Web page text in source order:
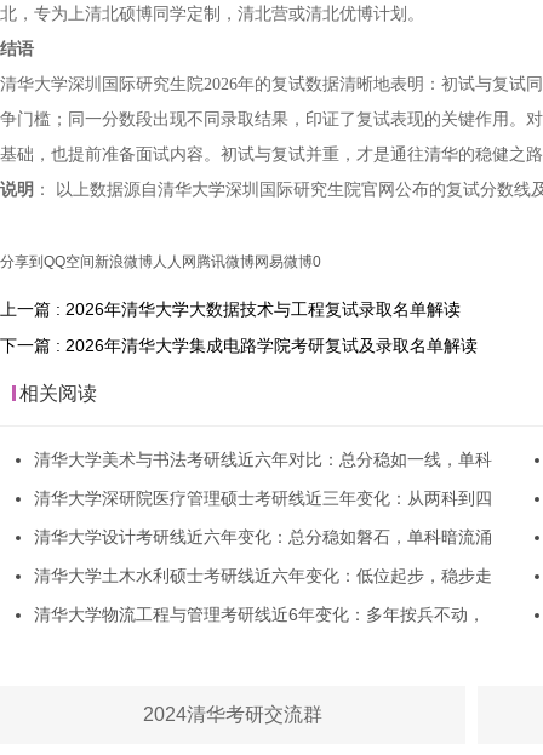
北，专为上清北硕博同学定制，清北营或清北优博计划。
结语
清华大学深圳国际研究生院2026年的复试数据清晰地表明：初试与复试
争门槛；同一分数段出现不同录取结果，印证了复试表现的关键作用。
基础，也提前准备面试内容。初试与复试并重，才是通往清华的稳健之
说明 ： 以上数据源自清华大学深圳国际研究生院官网公布的复试分数
分享到 QQ空间 新浪微博人人网 腾讯微博网易微博0
上一篇 : 2026年清华大学大数据技术与工程复试录取名单解读
下一篇 : 2026年清华大学集成电路学院考研复试及录取名单解读
相关阅读
清华大学美术与书法考研线近六年对比：总分稳如一线，单科
清华大学深研院医疗管理硕士考研线近三年变化：从两科到四
清华大学设计考研线近六年变化：总分稳如磐石，单科暗流涌
清华大学土木水利硕士考研线近六年变化：低位起步，稳步走
清华大学物流工程与管理考研线近6年变化：多年按兵不动，
2024清华考研交流群